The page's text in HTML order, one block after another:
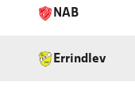
NAB
Errindlev